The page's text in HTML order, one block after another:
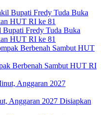
Fredy Tuda Buka
HUT RI ke 81
Berbenah Sambut HUT RI
Anggaran 2027 Disiapkan